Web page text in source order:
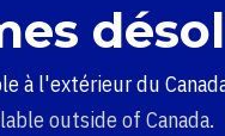
à l'extérieur du
outside of Canada.